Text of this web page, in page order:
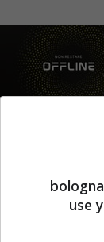
amati:
scambio
giri
Milan
per
use